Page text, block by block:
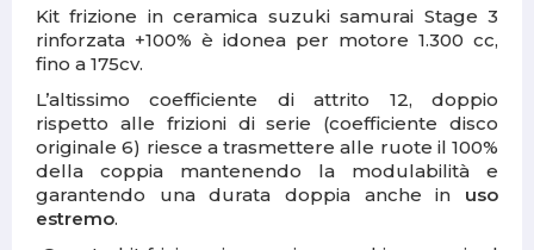
Kit frizione in ceramica suzuki samurai Stage 3
rinforzata +100% è idonea per motore 1.300 cc,
fino a 175cv.
L’altissimo coefficiente di attrito 12, doppio
rispetto alle frizioni di serie (coefficiente disco
originale 6) riesce a trasmettere alle ruote il 100%
della coppia mantenendo la modulabilità e
garantendo una durata doppia anche in uso
estremo.